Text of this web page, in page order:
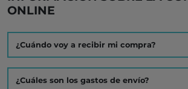
ONLINE
¿Cuándo voy a recibir mi compra?
¿Cuáles son los gastos de envío?